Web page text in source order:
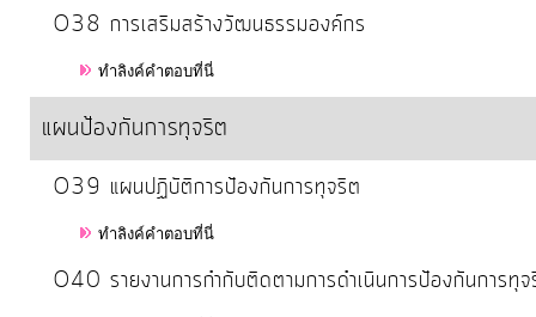
O38 การเสริมสร้างวัฒนธรรมองค์กร
ทำลิงค์คำตอบที่นี่
แผนป้องกันการทุจริต
O39 แผนปฏิบัติการป้องกันการทุจริต
ทำลิงค์คำตอบที่นี่
O40 รายงานการกำกับติดตามการดำเนินการป้องกันการทุ